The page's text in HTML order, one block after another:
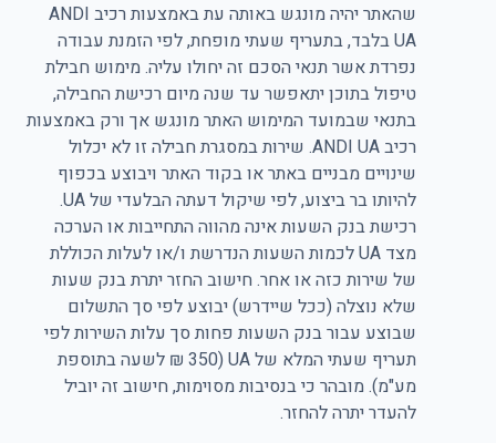
שהאתר יהיה מונגש באותה עת באמצעות רכיב ANDI
UA בלבד, בתעריף שעתי מופחת, לפי הזמנת עבודה
נפרדת אשר תנאי הסכם זה יחולו עליה. מימוש חבילת
טיפול בתוכן יתאפשר עד שנה מיום רכישת החבילה,
בתנאי שבמועד המימוש האתר מונגש אך ורק באמצעות
רכיב ANDI UA. שירות במסגרת חבילה זו לא יכלול
שינויים מבניים באתר או בקוד האתר ויבוצע בכפוף
להיותו בר ביצוע, לפי שיקול דעתה הבלעדי של UA.
רכישת בנק השעות אינה מהווה התחייבות או הערכה
מצד UA לכמות השעות הנדרשת ו/או לעלות הכוללת
של שירות כזה או אחר. חישוב החזר יתרת בנק שעות
שלא נוצלה (ככל שיידרש) יבוצע לפי סך התשלום
שבוצע עבור בנק השעות פחות סך עלות השירות לפי
תעריף שעתי המלא של UA (350 ₪ לשעה בתוספת
מע"מ). מובהר כי בנסיבות מסוימות, חישוב זה יוביל
להעדר יתרה להחזר.